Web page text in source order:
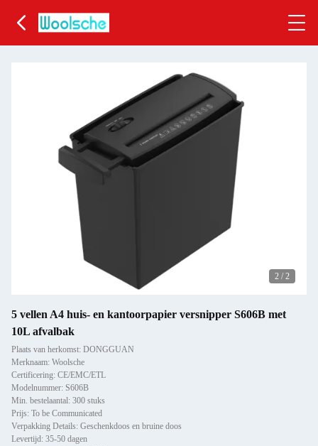
2 / 2
5 vellen A4 huis- en kantoorpapier versnipper S606B met
10L afvalbak
Plaats van herkomst: DONGGUAN
Merknaam: Woolsche
Certificering: CE/EMC/ETL
Modelnummer: S606B
Min. bestelaantal: 300 stuks
Prijs: To be Communicated
Verpakking Details: Geschenkdoos en bruine doos
Levertijd: 35-50 dagen